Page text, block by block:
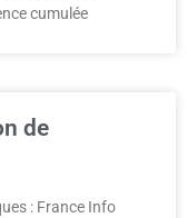
cumulée
de
: France Info